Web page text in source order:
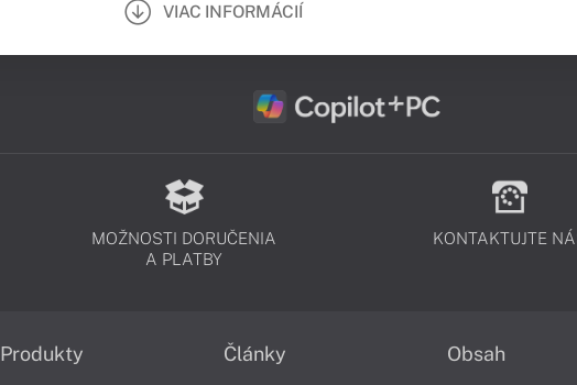
VIAC INFORMÁCIÍ
MOŽNOSTI DORUČENIA
A PLATBY
KONTAKTUJTE
Produkty Články Obsah